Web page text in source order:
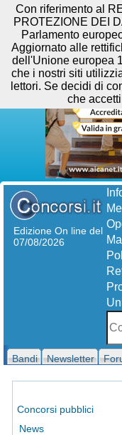
Edizione On line del
07/08/2026
Bandi Newsletter
Concorsi pubblici
News
Con riferimento al
PROTEZIONE DEI
Parlamento
Aggiornato alle
dell'Unione europea
che i nostri siti
lettori. Se decidi di
che